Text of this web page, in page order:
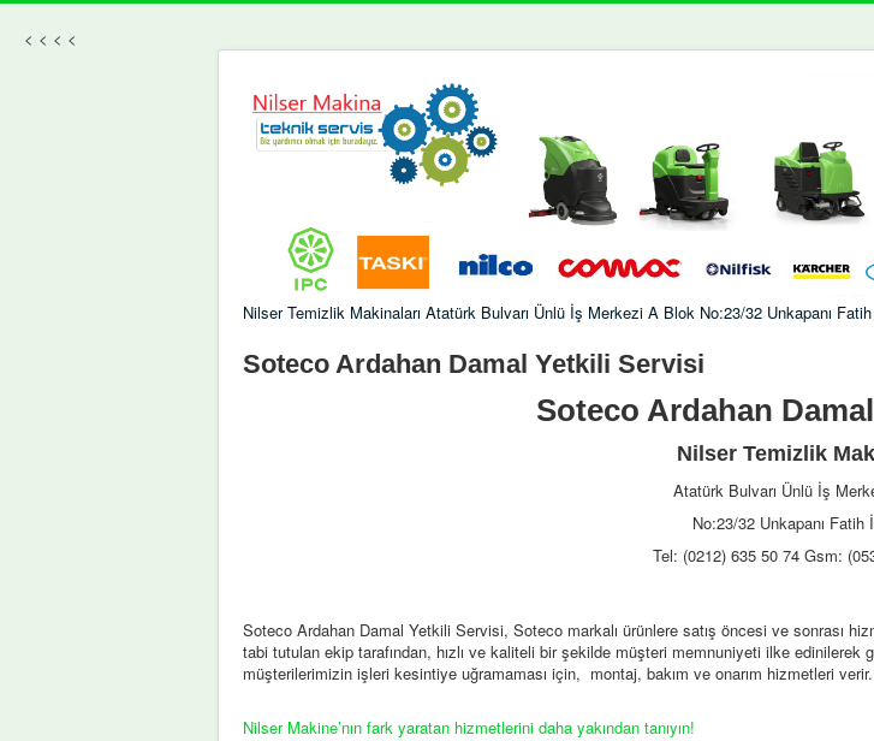
< < < <
Nilser Temizlik Makinaları Atatürk Bulvarı Ünlü İş Merkezi A Blok No:23/32 Unkapanı
Soteco Ardahan Damal Yetkili Servisi
Soteco Ardahan
Nilser Temizlik
Atatürk Bulvarı Ünlü İş
No:23/32 Unkapanı Fatih
Tel: (0212) 635 50 74 Gsm:
Soteco Ardahan Damal Yetkili Servisi, Soteco markalı ürünlere satış öncesi ve sonrası
tabi tutulan ekip tarafından, hızlı ve kaliteli bir şekilde müşteri memnuniyeti ilke
müşterilerimizin işleri kesintiye uğramaması için, montaj, bakım ve onarım hizmetleri verir.
Nilser Makine’nın fark yaratan hizmetlerini daha yakından tanıyın!